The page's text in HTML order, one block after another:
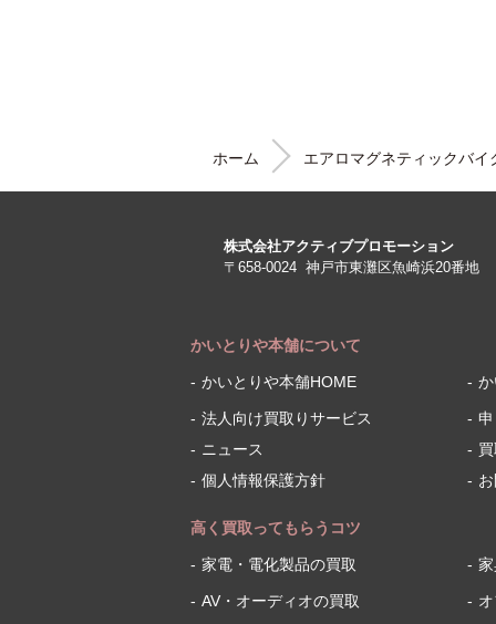
ホーム エアロマグネティックバイ
株式会社アクティブプロモーション
〒658-0024 神戸市東灘区魚崎浜20番地
かいとりや本舗について
かいとりや本舗HOME
法人向け買取りサービス
ニュース
個人情報保護方針
高く買取ってもらうコツ
家電・電化製品の買取
AV・オーディオの買取